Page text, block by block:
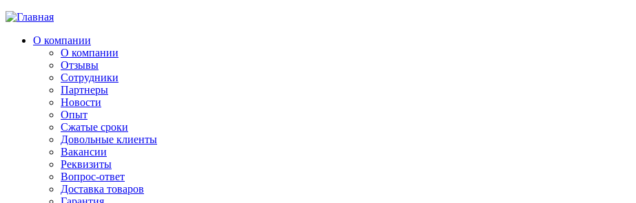
О компании
О компании
Отзывы
Сотрудники
Партнеры
Новости
Опыт
Сжатые сроки
Довольные клиенты
Вакансии
Реквизиты
Вопрос-ответ
Доставка товаров